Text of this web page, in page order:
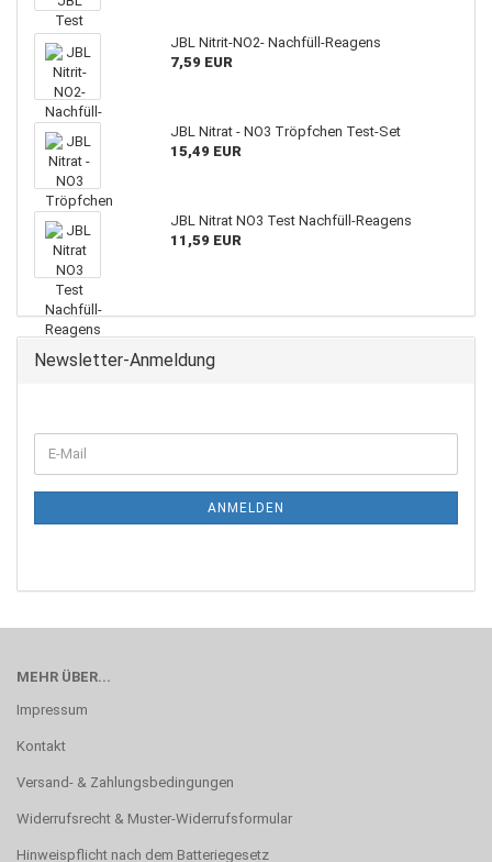
JBL Nitrit-NO2- Nachfüll-Reagens
7,59 EUR
JBL Nitrat - NO3 Tröpfchen Test-Set
15,49 EUR
JBL Nitrat NO3 Test Nachfüll-Reagens
11,59 EUR
Newsletter-Anmeldung
ZUR
E-
Mail
ANMELDEN
MEHR ÜBER...
Impressum
Kontakt
Versand- & Zahlungsbedingungen
Widerrufsrecht & Muster-Widerrufsformular
Hinweispflicht nach dem Batteriegesetz